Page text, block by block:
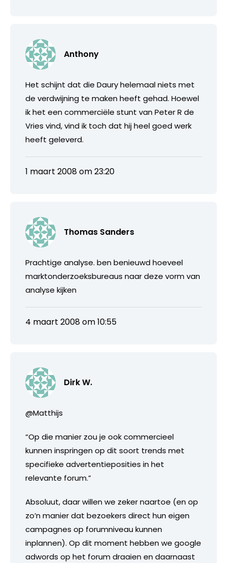
Anthony
Het schijnt dat die Daury helemaal niets met
de verdwijning te maken heeft gehad. Hoewel
ik het een commerciële stunt van Peter R de
Vries vind, vind ik toch dat hij heel goed werk
heeft geleverd.
1 maart 2008 om 23:20
Thomas Sanders
Prachtige analyse. ben benieuwd hoeveel
marktonderzoeksbureaus naar deze vorm van
analyse kijken
4 maart 2008 om 10:55
Dirk W.
@Matthijs
“Op die manier zou je ook commercieel
kunnen inspringen op dit soort trends met
specifieke advertentieposities in het
relevante forum.”
Absoluut, daar willen we zeker naartoe (en op
zo’n manier dat bezoekers direct hun eigen
campagnes op forumniveau kunnen
inplannen). Op dit moment hebben we google
adwords op het forum draaien en daarnaast